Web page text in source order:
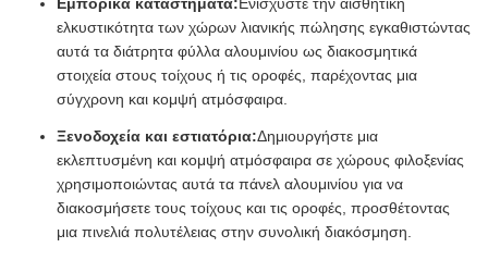
ελκυστικότητα των χώρων λιανικής πώλησης εγκαθιστώντας
αυτά τα διάτρητα φύλλα αλουμινίου ως διακοσμητικά
στοιχεία στους τοίχους ή τις οροφές, παρέχοντας μια
σύγχρονη και κομψή ατμόσφαιρα.
Ξενοδοχεία και εστιατόρια:Δημιουργήστε μια
εκλεπτυσμένη και κομψή ατμόσφαιρα σε χώρους φιλοξενίας
χρησιμοποιώντας αυτά τα πάνελ αλουμινίου για να
διακοσμήσετε τους τοίχους και τις οροφές, προσθέτοντας
μια πινελιά πολυτέλειας στην συνολική διακόσμηση.